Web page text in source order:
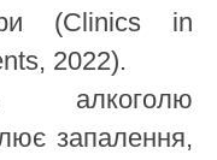
(Clinics in
2022).
алкоголю
запалення,